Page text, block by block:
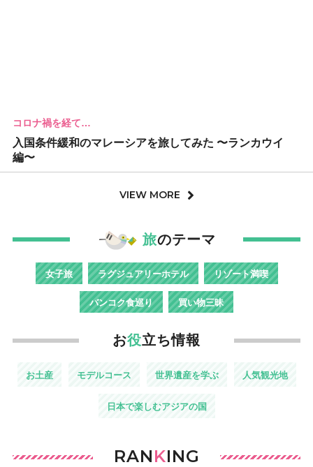
コロナ禍を経て…
入国条件緩和のマレーシアを旅してみた 〜ランカウイ
編〜
VIEW MORE
旅のテーマ
女子旅 ラグジュアリーホテル リゾート満喫
バンコク食巡り 買い物三昧
お役立ち情報
お土産 モデルコース 世界遺産を学ぶ 人気観光地
日本で楽しむアジアの国
RANKING